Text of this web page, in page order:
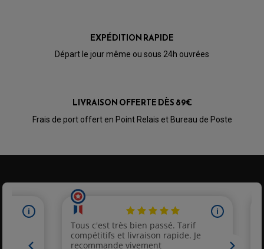
PIÈCE MOTEUR
LEVIER DE FREIN ET D'EMBRAYAGE
ROTULE DE DIRECTION
ROTULE DE TRIANGLE
SÉLECTEUR DE VITESSE
PIÈCES MOTEUR QUAD
ÉCHAPPEMENT CROSS ENDURO
ACCESSOIRES ÉCHAPPEMENT
ÉCHAPPEMENT & SILENCIEUX AKRAPOVIC
ÉCHAPPEMENT & SILENCIEUX FMF
ÉCHAPPEMENT & SILENCIEUX PRO CIRCUIT
EXPÉDITION RAPIDE
Départ le jour même ou sous 24h ouvrées
LIVRAISON OFFERTE DÈS 89€
Frais de port offert en Point Relais et Bureau de Poste